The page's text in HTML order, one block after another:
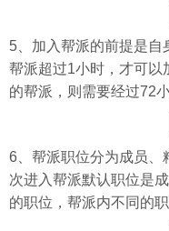
5、加入帮派的前提是自
帮派超过1小时，才可以
的帮派，则需要经过72
6、帮派职位分为成员、
次进入帮派默认职位是
的职位，帮派内不同的